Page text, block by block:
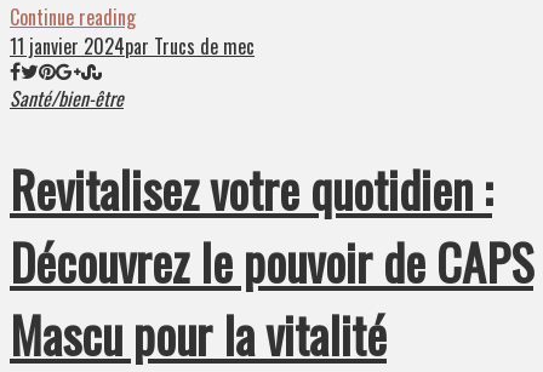
Continue reading
11 janvier 2024par Trucs de mec
Santé/bien-être
Revitalisez votre quotidien :
Découvrez le pouvoir de CAPS
Mascu pour la vitalité